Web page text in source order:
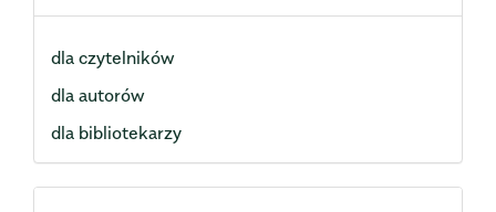
dla czytelników
dla autorów
dla bibliotekarzy